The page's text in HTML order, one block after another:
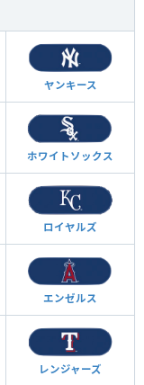
ヤンキース
ホワイトソックス
ロイヤルズ
エンゼルス
レンジャーズ